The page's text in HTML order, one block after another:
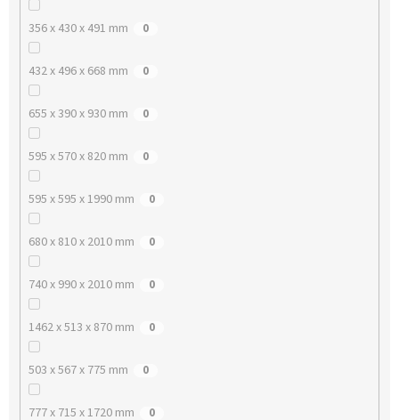
356 x 430 x 491 mm 0
432 x 496 x 668 mm 0
655 x 390 x 930 mm 0
595 x 570 x 820 mm 0
595 x 595 x 1990 mm 0
680 x 810 x 2010 mm 0
740 x 990 x 2010 mm 0
1462 x 513 x 870 mm 0
503 x 567 x 775 mm 0
777 x 715 x 1720 mm 0